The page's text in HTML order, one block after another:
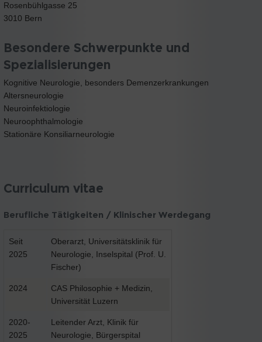
Rosenbühlgasse 25
3010 Bern
Besondere Schwerpunkte und
Spezialisierungen
Kognitive Neurologie, besonders Demenzerkrankungen
Altersneurologie
Neuroinfektiologie
Neuroophthalmologie
Stationäre Konsiliarneurologie
Curriculum vitae
Berufliche Tätigkeiten / Klinischer Werdegang
Seit
2025
Oberarzt, Universitätsklinik für
Neurologie, Inselspital (Prof. U.
Fischer)
2024
CAS Philosophie + Medizin,
Universität Luzern
2020-
2025
Leitender Arzt, Klinik für
Neurologie, Bürgerspital